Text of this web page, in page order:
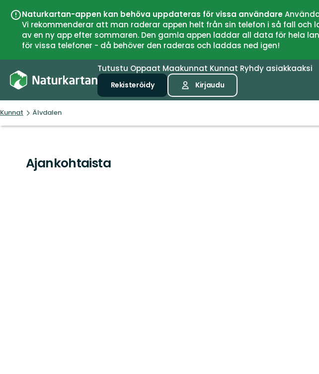
Naturkartan-appen kan behöva uppdateras för vissa användare
Vi rekommenderar att man raderar appen helt från sin telefon i så fall
av en ny app efter sommaren. Den gamla appen laddar all data för hela
för vissa telefoner - då behöver den raderas och laddas ned igen!
Tutustu Oppaat Maakunnat Kunnat Ryhdy asiakkaaksi
Rekisteröidy Kirjaudu
Kunnat Älvdalen
Ajankohtaista